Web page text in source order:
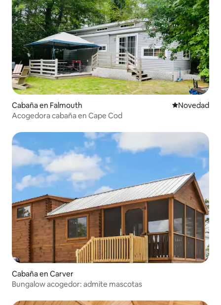
Cabaña en Falmouth Lugar para
Novedad
Acogedora cabaña en Cape Cod
Cabaña en Carver
Bungalow acogedor: admite mascotas